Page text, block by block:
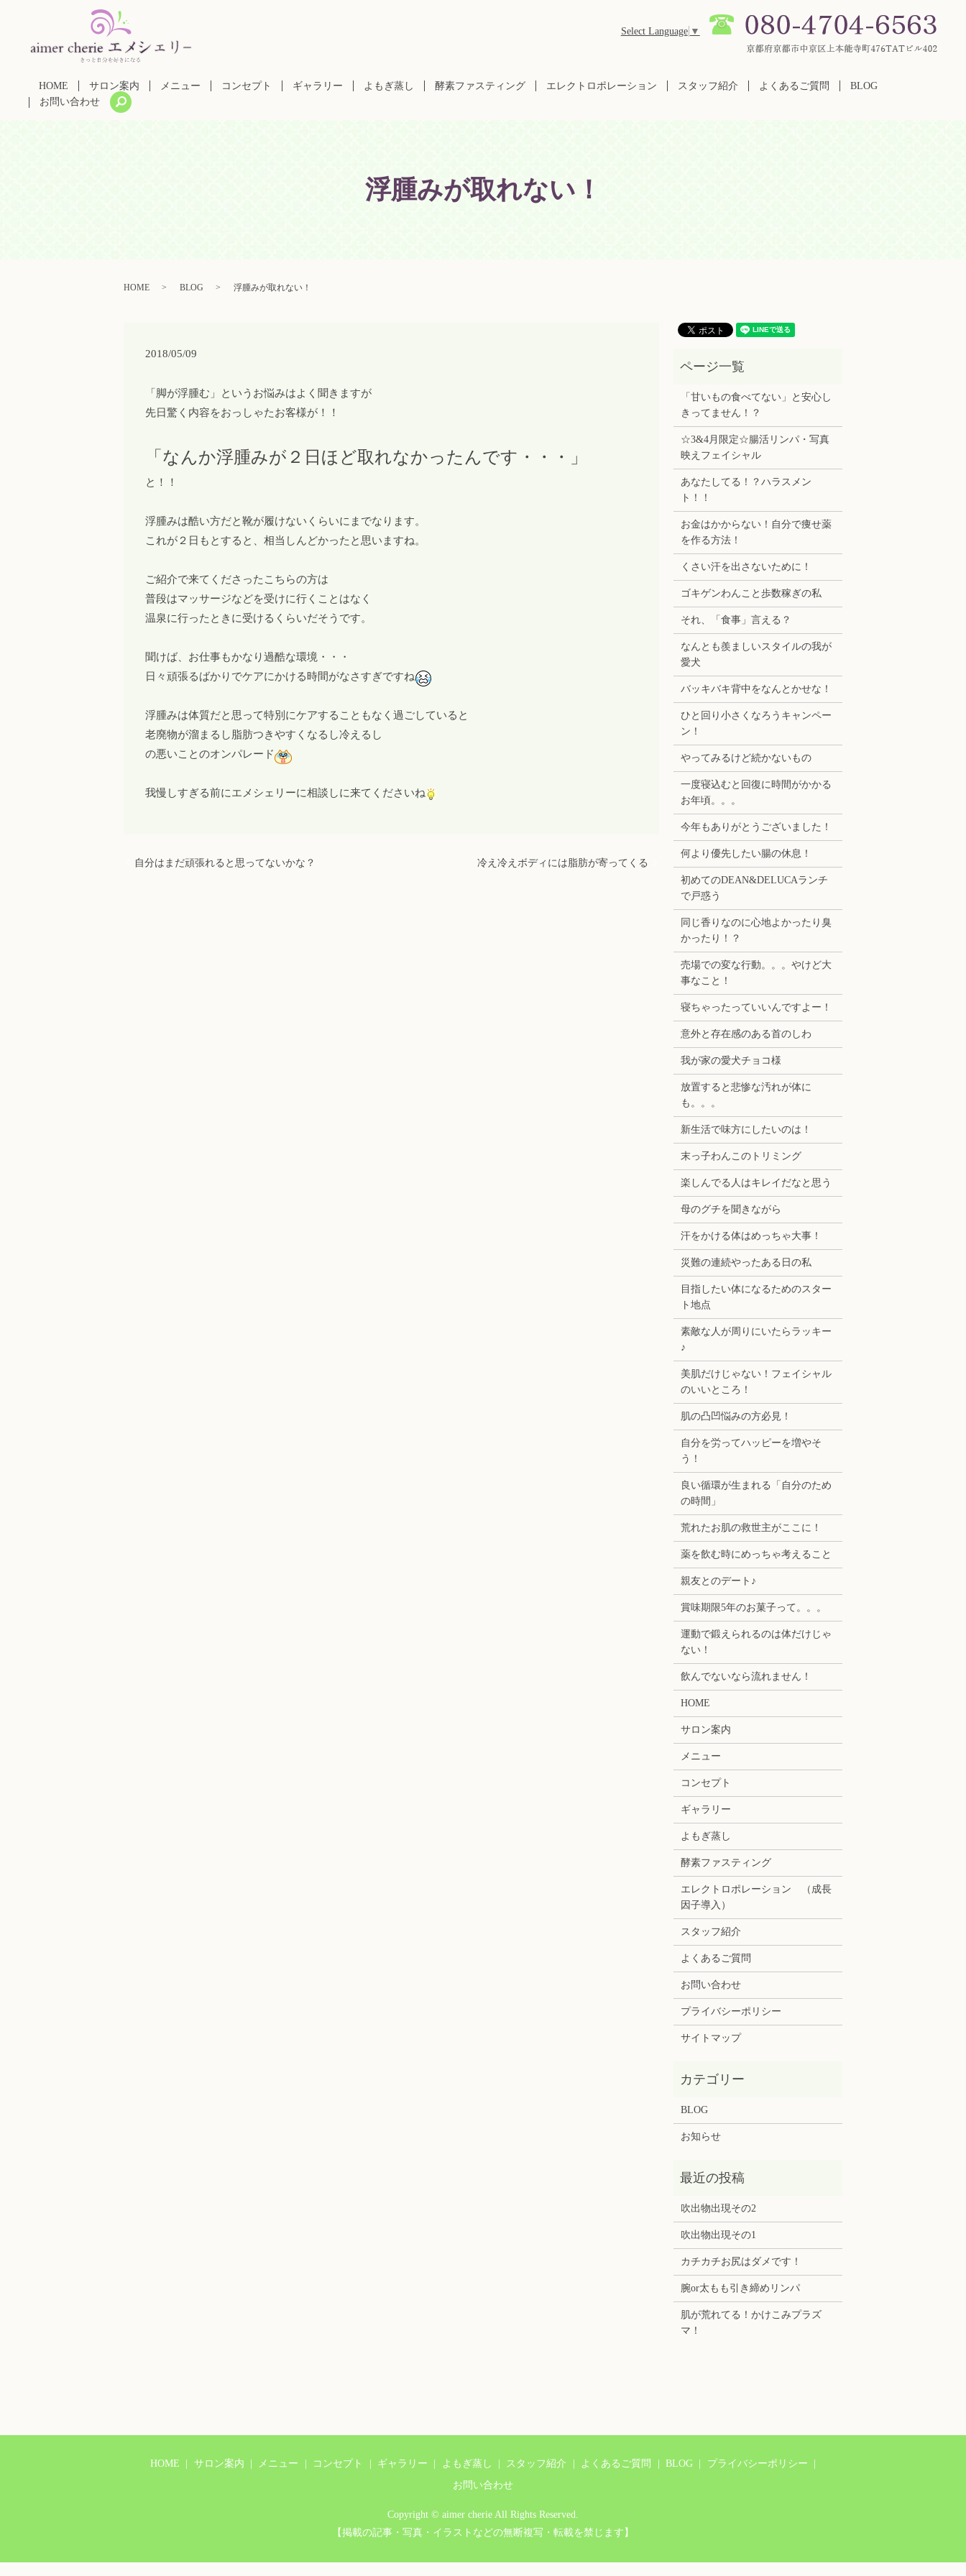
Select Language ▼
HOME サロン案内 メニュー コンセプト ギャラリー よもぎ蒸し 酵素ファスティング エレクトロポレーション スタッフ紹介 よくあるご質問
BLOG
お問い合わせ
浮腫みが取れない！
HOME BLOG 浮腫みが取れない！
2018/05/09
「脚が浮腫む」というお悩みはよく聞きますが
先日驚く内容をおっしゃたお客様が！！
「なんか浮腫みが２日ほど取れなかったんです・・・」
と！！
浮腫みは酷い方だと靴が履けないくらいにまでなります。
これが２日もとすると、相当しんどかったと思いますね。
ご紹介で来てくださったこちらの方は
普段はマッサージなどを受けに行くことはなく
温泉に行ったときに受けるくらいだそうです。
聞けば、お仕事もかなり過酷な環境・・・
日々頑張るばかりでケアにかける時間がなさすぎですね
浮腫みは体質だと思って特別にケアすることもなく過ごしていると
老廃物が溜まるし脂肪つきやすくなるし冷えるし
の悪いことのオンパレード
我慢しすぎる前にエメシェリーに相談しに来てくださいね
自分はまだ頑張れると思ってないかな？ 冷え冷えボディには脂肪が寄ってくる
「甘いもの食べてない」と安心し
きってません！？
☆3&4月限定☆腸活リンパ・写真
映えフェイシャル
あなたしてる！？ハラスメン
ト！！
お金はかからない！自分で痩せ薬
を作る方法！
くさい汗を出さないために！
ゴキゲンわんこと歩数稼ぎの私
それ、「食事」言える？
なんとも羨ましいスタイルの我が
愛犬
バッキバキ背中をなんとかせな！
ひと回り小さくなろうキャンペー
ン！
やってみるけど続かないもの
一度寝込むと回復に時間がかかる
お年頃。。。
今年もありがとうございました！
何より優先したい腸の休息！
初めてのDEAN&DELUCAランチ
で戸惑う
同じ香りなのに心地よかったり臭
かったり！？
売場での変な行動。。。やけど大
事なこと！
寝ちゃったっていいんですよー！
意外と存在感のある首のしわ
我が家の愛犬チョコ様
放置すると悲惨な汚れが体に
も。。。
新生活で味方にしたいのは！
末っ子わんこのトリミング
楽しんでる人はキレイだなと思う
母のグチを聞きながら
汗をかける体はめっちゃ大事！
災難の連続やったある日の私
目指したい体になるためのスター
ト地点
素敵な人が周りにいたらラッキー
♪
美肌だけじゃない！フェイシャル
のいいところ！
肌の凸凹悩みの方必見！
自分を労ってハッピーを増やそ
う！
良い循環が生まれる「自分のため
の時間」
荒れたお肌の救世主がここに！
薬を飲む時にめっちゃ考えること
親友とのデート♪
賞味期限5年のお菓子って。。。
運動で鍛えられるのは体だけじゃ
ない！
飲んでないなら流れません！
HOME
サロン案内
メニュー
コンセプト
ギャラリー
よもぎ蒸し
酵素ファスティング
エレクトロポレーション （成長
因子導入）
スタッフ紹介
よくあるご質問
お問い合わせ
プライバシーポリシー
サイトマップ
BLOG
お知らせ
吹出物出現その2
吹出物出現その1
カチカチお尻はダメです！
腕or太もも引き締めリンパ
肌が荒れてる！かけこみプラズ
マ！
HOME サロン案内 メニュー コンセプト ギャラリー よもぎ蒸し スタッフ紹介 よくあるご質問 BLOG
プライバシーポリシー
お問い合わせ
Copyright © aimer cherie All Rights Reserved.
【掲載の記事・写真・イラストなどの無断複写・転載を禁じます】